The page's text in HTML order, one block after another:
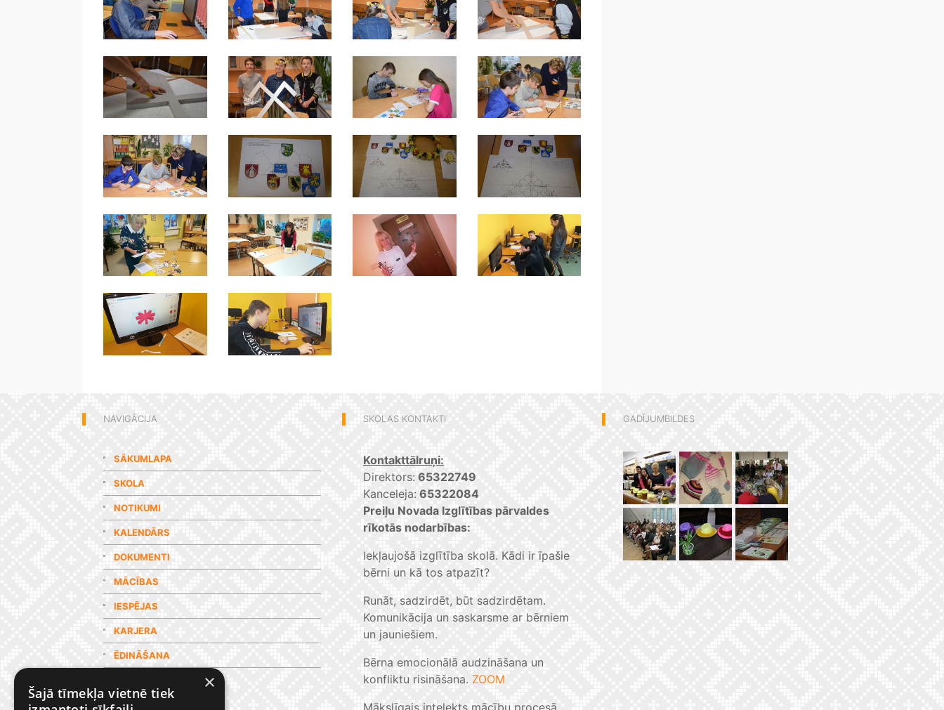
NAVIGĀCIJA
SĀKUMLAPA
SKOLA
NOTIKUMI
KALENDĀRS
DOKUMENTI
MĀCĪBAS
IESPĒJAS
KARJERA
ĒDINĀŠANA
SKOLAS KONTAKTI
Kontakttālruņi:
Direktors: 65322749
Kanceleja: 65322084
Preiļu Novada Izglītības pārvaldes
rīkotās nodarbības:
Iekļaujošā izglītība skolā. Kādi ir īpašie
bērni un kā tos atpazīt?
Runāt, sadzirdēt, būt sadzirdētam.
Komunikācija un saskarsme ar bērniem
un jauniešiem.
Bērna emocionālā audzināšana un
konfliktu risināšana. ZOOM
Mākslīgais intelekts mācību procesā.
GADĪJUMBILDES
×
Šajā tīmekļa vietnē tiek